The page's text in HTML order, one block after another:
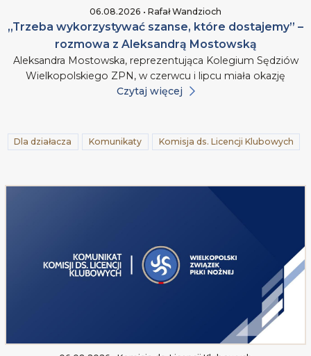
06.08.2026 • Rafał Wandzioch
„Trzeba wykorzystywać szanse, które dostajemy” –
rozmowa z Aleksandrą Mostowską
Aleksandra Mostowska, reprezentująca Kolegium Sędziów
Wielkopolskiego ZPN, w czerwcu i lipcu miała okazję
Czytaj więcej
Dla działacza Komunikaty Komisja ds. Licencji Klubowych